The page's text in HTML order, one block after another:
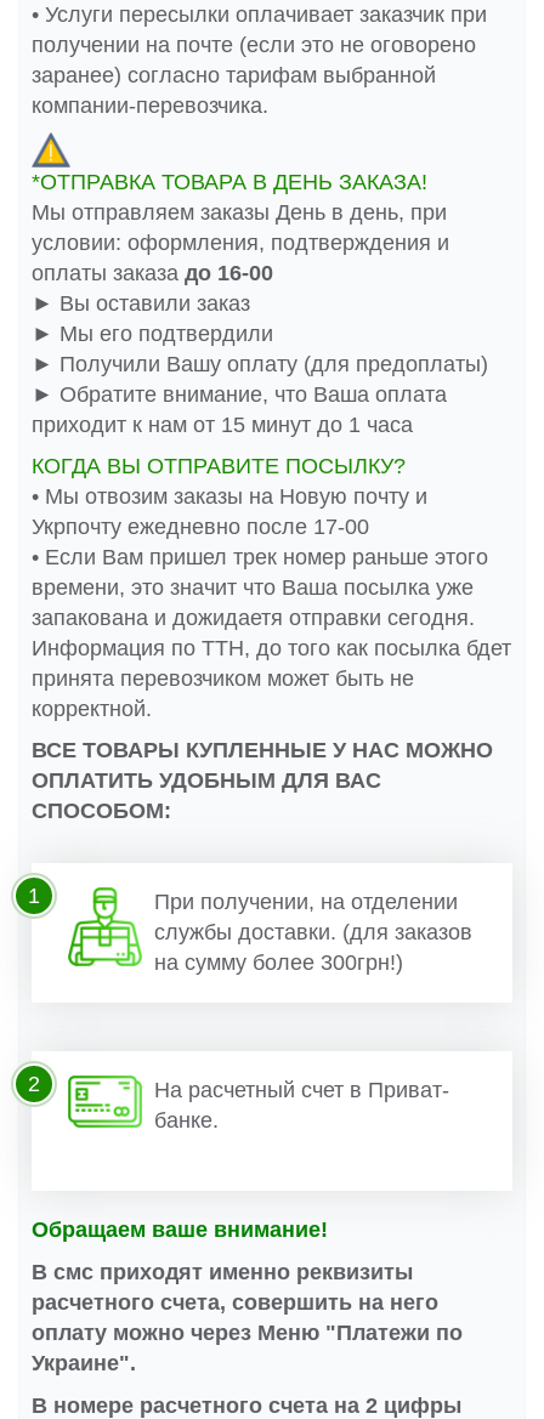
• Услуги пересылки оплачивает заказчик при
получении на почте (если это не оговорено
заранее) согласно тарифам выбранной
компании-перевозчика.
*ОТПРАВКА ТОВАРА В ДЕНЬ ЗАКАЗА!
Мы отправляем заказы День в день, при
условии: оформления, подтверждения и
оплаты заказа до 16-00
► Вы оставили заказ
► Мы его подтвердили
► Получили Вашу оплату (для предоплаты)
► Обратите внимание, что Ваша оплата
приходит к нам от 15 минут до 1 часа
КОГДА ВЫ ОТПРАВИТЕ ПОСЫЛКУ?
• Мы отвозим заказы на Новую почту и
Укрпочту ежедневно после 17-00
• Если Вам пришел трек номер раньше этого
времени, это значит что Ваша посылка уже
запакована и дожидаетя отправки сегодня.
Информация по ТТН, до того как посылка бдет
принята перевозчиком может быть не
корректной.
ВСЕ ТОВАРЫ КУПЛЕННЫЕ У НАС МОЖНО
ОПЛАТИТЬ УДОБНЫМ ДЛЯ ВАС
СПОСОБОМ:
При получении, на отделении
службы доставки. (для заказов
на сумму более 300грн!)
1
На расчетный счет в Приват-
банке.
2
Обращаем ваше внимание!
В смс приходят именно реквизиты
расчетного счета, совершить на него
оплату можно через Меню "Платежи по
Украине".
В номере расчетного счета на 2 цифры